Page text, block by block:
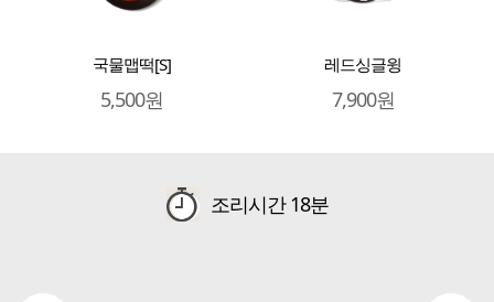
국물맵떡[S]
5,500원
레드싱글윙
7,900원
조리시간18분